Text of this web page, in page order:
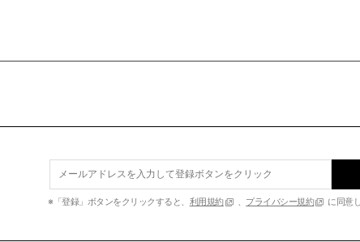
※「登録」ボタンをクリックすると、 利用規約 、 プライバシー規約 に同意